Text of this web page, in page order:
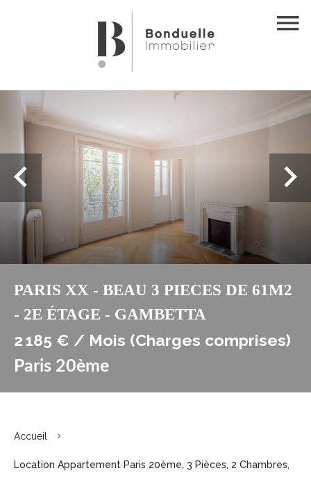
PARIS XX - BEAU 3 PIECES DE 61M2
- 2E ÉTAGE - GAMBETTA
2 185 € / Mois (Charges comprises)
Paris 20ème
Accueil
Location Appartement Paris 20ème, 3 Pièces, 2 Chambres,